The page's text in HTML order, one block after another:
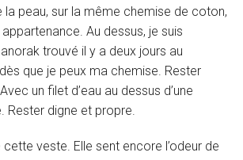
peau, sur la même chemise de coton,
Au dessus, je suis
trouvé il y a deux jours au
que je peux ma chemise. Rester
un filet d’eau au dessus d’une
Rester digne et propre.
veste. Elle sent encore l’odeur de